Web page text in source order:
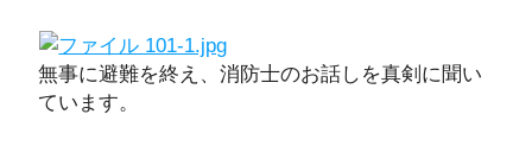
無事に避難を終え、消防士のお話しを真剣に聞い
ています。